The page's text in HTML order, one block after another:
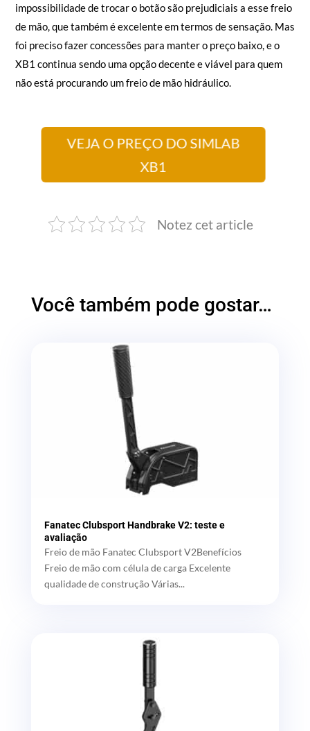
impossibilidade de trocar o botão são prejudiciais a esse freio
de mão, que também é excelente em termos de sensação. Mas
foi preciso fazer concessões para manter o preço baixo, e o
XB1 continua sendo uma opção decente e viável para quem
não está procurando um freio de mão hidráulico.
VEJA O PREÇO DO SIMLAB
XB1
Notez cet article
Você também pode gostar…
Fanatec Clubsport Handbrake V2: teste e
avaliação
Freio de mão Fanatec Clubsport V2Benefícios
Freio de mão com célula de carga Excelente
qualidade de construção Várias...